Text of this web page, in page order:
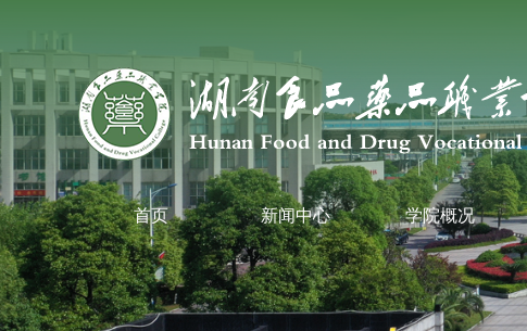
首页 新闻中心 学院概况